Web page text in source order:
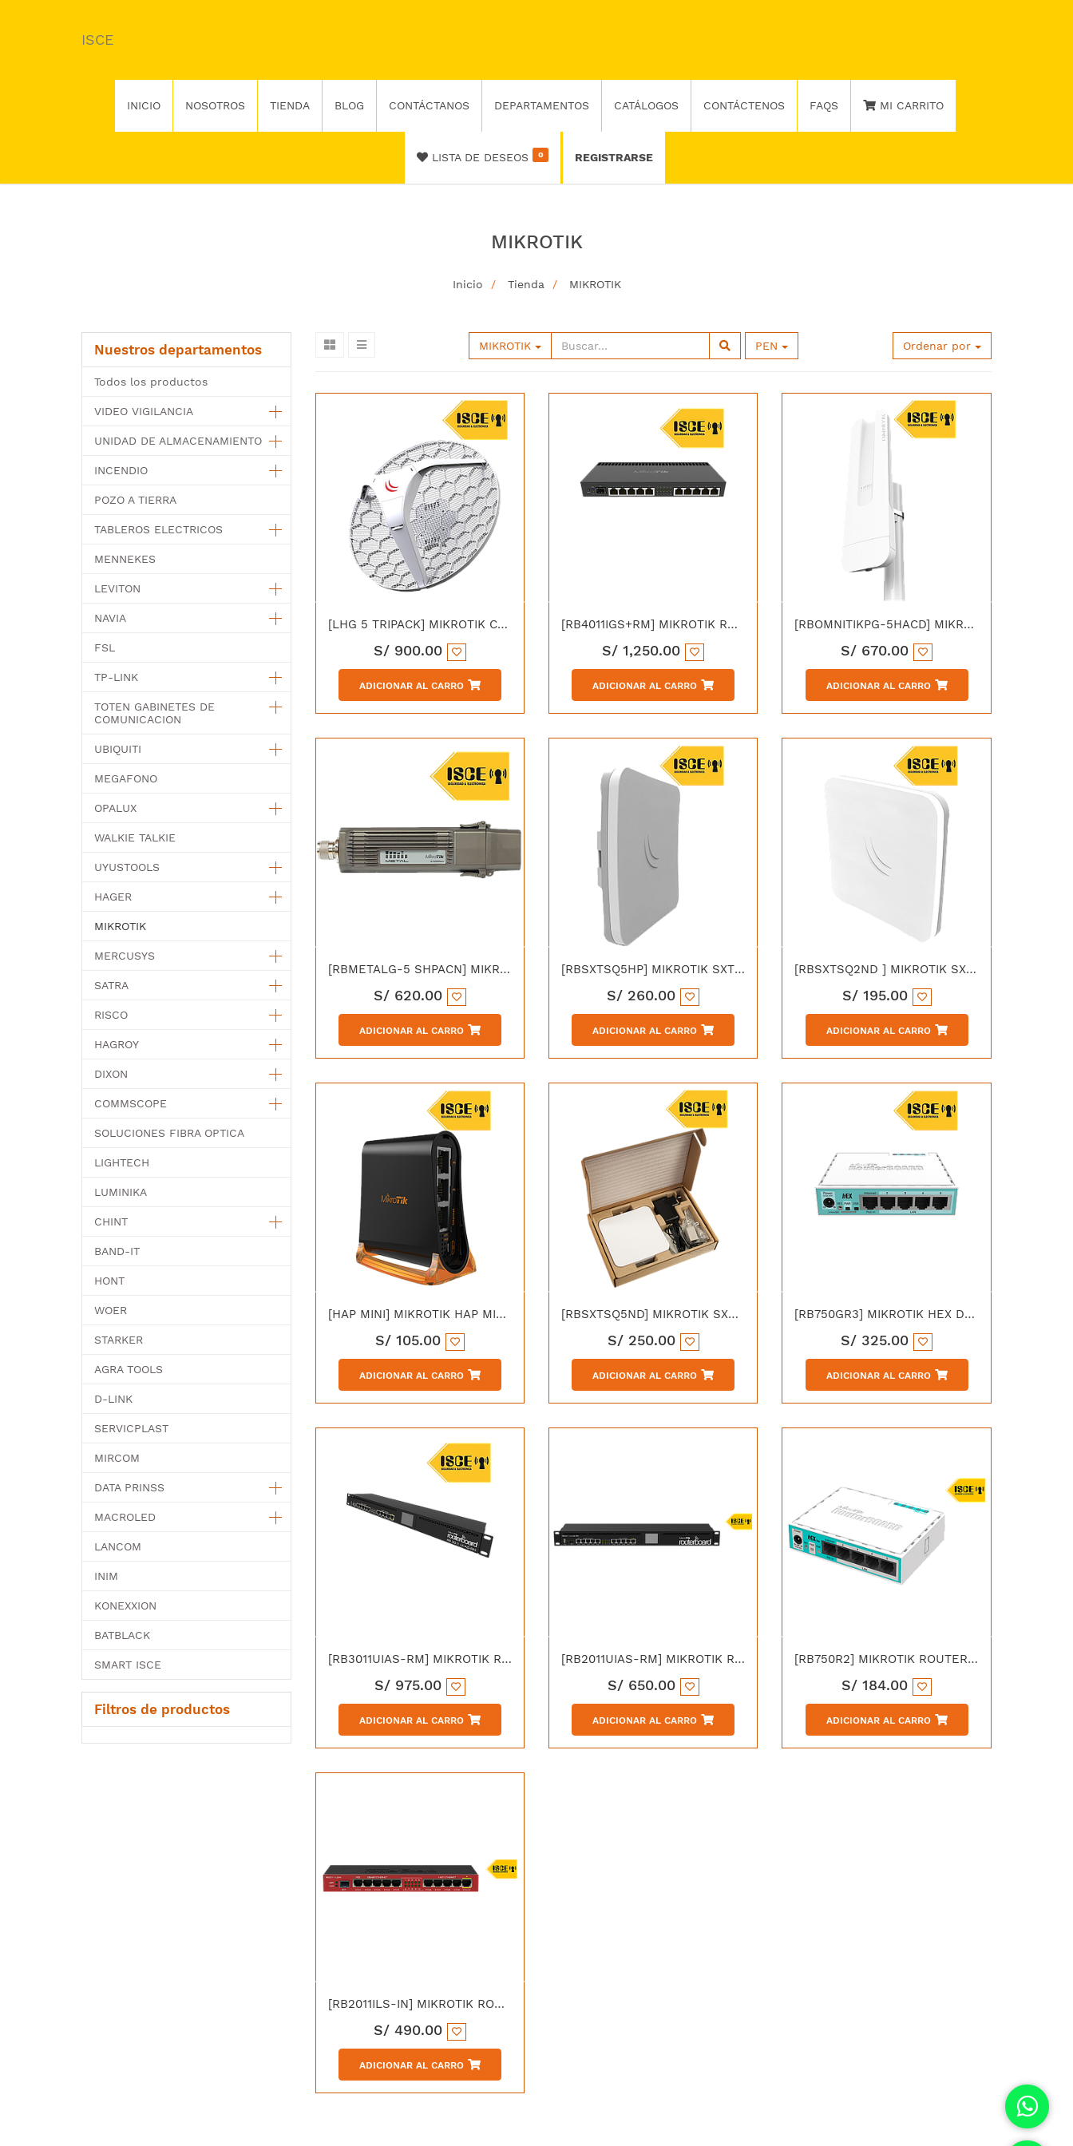
ISCE
INICIO NOSOTROS TIENDA BLOG CONTÁCTANOS DEPARTAMENTOS CATÁLOGOS CONTÁCTENOS FAQS MI CARRITO
LISTA DE DESEOS 0 REGISTRARSE
MIKROTIK
Inicio Tienda MIKROTIK
Nuestros departamentos
Todos los productos
VIDEO VIGILANCIA
UNIDAD DE ALMACENAMIENTO
INCENDIO
POZO A TIERRA
TABLEROS ELECTRICOS
MENNEKES
LEVITON
NAVIA
FSL
TP-LINK
TOTEN GABINETES DE
COMUNICACION
UBIQUITI
MEGAFONO
OPALUX
WALKIE TALKIE
UYUSTOOLS
HAGER
MIKROTIK
MERCUSYS
SATRA
RISCO
HAGROY
DIXON
COMMSCOPE
SOLUCIONES FIBRA OPTICA
LIGHTECH
LUMINIKA
CHINT
BAND-IT
HONT
WOER
STARKER
AGRA TOOLS
D-LINK
SERVICPLAST
MIRCOM
DATA PRINSS
MACROLED
LANCOM
INIM
KONEXXION
BATBLACK
SMART ISCE
Filtros de productos
MIKROTIK PEN Ordenar por
[LHG 5 TRIPACK] MIKROTIK CPE PUNTO A PUNTO INTEGRADO PACK DE 3 24.5DBI INTEGRADO 5GHZ
S/ 900.00
ADICIONAR AL CARRO
[RB4011IGS+RM] MIKROTIK ROUTER BOARD 10 GBE QUAD-CORE 1.4GHz CPU 1GB RAM SFP+ 10 Gbps RouterOS L5
S/1,250.00
ADICIONAR AL CARRO
[RBOMNITIKPG-5HACD] MIKROTIK OMNITIK 5 POE AC ANTENAS OMNI 2X7.5DBI 5GHZ 128MB RAM ROUTEROS L4
S/ 670.00
ADICIONAR AL CARRO
[RBMETALG-5 SHPACN] MIKROTIK RB-METAL 52 AC CONECTOR MACHO (720MHZ CPU) 64 MB RAM 2.4/5GHZ OS L4 POE ANTENA OMNIDIRECCIONAL
S/ 620.00
ADICIONAR AL CARRO
[RBSXTSQ5HP] MIKROTIK SXTSQ5 HIGH POWER CPE INALAMBRICO 5GHZ 802.11
S/ 260.00
ADICIONAR AL CARRO
[RBSXTSQ2ND ] MIKROTIK SXTSQ LITE2 CPE ANTENA DE 10dBi 2.4GHz DUAL CHAIL 802.11 BGN 650MHz CPU 64MB RAM PUERTO 1 x LAN POE
S/ 195.00
ADICIONAR AL CARRO
[HAP MINI] MIKROTIK HAP MINI RB931-2ND CON 650MHZ CPU 32MB RAM 3X6AN ROUTEROS L4
S/ 105.00
ADICIONAR AL CARRO
[RBSXTSQ5ND] MIKROTIK SXTSQ LITE5 CON 16DBI 5GHZ ANTENNA 802.11AN WIRELESS 600MHZ CPU 64MB DUAL
S/ 250.00
ADICIONAR AL CARRO
[RB750GR3] MIKROTIK HEX DUAL CORE 880MHZ MHZ CPU 256MB RAM
S/ 325.00
ADICIONAR AL CARRO
[RB3011UIAS-RM] MIKROTIK ROUTERBOARD RB3011UIAS-RM 1.4GHZ CPU 1.GB RAM 10X 1GBPS ETHERNET PORTS SFP USB3.0 Y POE
S/ 975.00
ADICIONAR AL CARRO
[RB2011UIAS-RM] MIKROTIK ROUTER BOARD WITH 1U RACKMOUNT CASE
S/ 650.00
ADICIONAR AL CARRO
[RB750R2] MIKROTIK ROUTER BOARD RAM 64MB 5 PUERTOS LAN
S/184.00
ADICIONAR AL CARRO
[RB2011ILS-IN] MIKROTIK ROUTERBOARD 2011ILS 64MB RAM, 1XSFP, 5XLAN, 5XGBIT LAN, ROUTEROS L4, DESKTOP CASE, PSU
S/ 490.00
ADICIONAR AL CARRO